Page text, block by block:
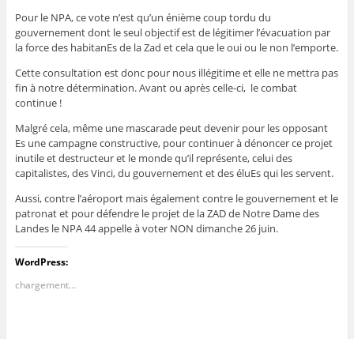
Pour le NPA, ce vote n’est qu’un énième coup tordu du
gouvernement dont le seul objectif est de légitimer l’évacuation par
la force des habitanEs de la Zad et cela que le oui ou le non l’emporte.
Cette consultation est donc pour nous illégitime et elle ne mettra pas
fin à notre détermination. Avant ou après celle-ci, le combat
continue !
Malgré cela, même une mascarade peut devenir pour les opposant
Es une campagne constructive, pour continuer à dénoncer ce projet
inutile et destructeur et le monde qu’il représente, celui des
capitalistes, des Vinci, du gouvernement et des éluEs qui les servent.
Aussi, contre l’aéroport mais également contre le gouvernement et le
patronat et pour défendre le projet de la ZAD de Notre Dame des
Landes le NPA 44 appelle à voter NON dimanche 26 juin.
WordPress:
chargement…